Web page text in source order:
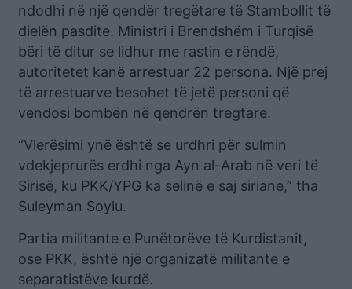
ndodhi në një qendër tregëtare të Stambollit të
dielën pasdite. Ministri i Brendshëm i Turqisë
bëri të ditur se lidhur me rastin e rëndë,
autoritetet kanë arrestuar 22 persona. Një prej
të arrestuarve besohet të jetë personi që
vendosi bombën në qendrën tregtare.
“Vlerësimi ynë është se urdhri për sulmin
vdekjeprurës erdhi nga Ayn al-Arab në veri të
Sirisë, ku PKK/YPG ka selinë e saj siriane,” tha
Suleyman Soylu.
Partia militante e Punëtorëve të Kurdistanit,
ose PKK, është një organizatë militante e
separatistëve kurdë.